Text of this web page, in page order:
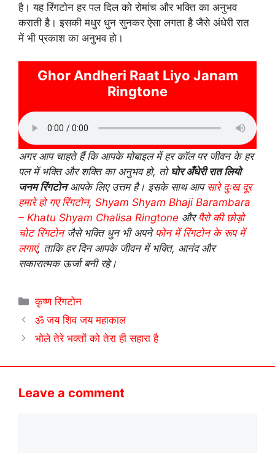
है। यह रिंगटोन हर पल दिल को रोमांच और भक्ति का अनुभव
कराती है। इसकी मधुर धुन सुनकर ऐसा लगता है जैसे अंधेरी रात
में भी प्रकाश का अनुभव हो।
Ghor Andheri Raat Liyo Janam
Ringtone
अगर आप चाहते हैं कि आपके मोबाइल में हर कॉल पर जीवन के हर
पल में भक्ति और शक्ति का अनुभव हो, तो घोर अँधेरी रात लियो
जनम रिंगटोनआपके लिए उत्तम है। इसके साथ आप सारे दुःख दूर
हमारे हो गए रिंगटोन, Shyam Shyam Bhaji Barambara
– Khatu Shyam Chalisa Ringtone और पैरो की छोड़ो
चोट रिंगटोनजैसे भक्ति धुन भी अपने फोन में रिंगटोन के रूप में
लगाएं, ताकि हर दिन आपके जीवन में भक्ति, आनंद और
सकारात्मक ऊर्जा बनी रहे।
Categories
कृष्ण रिंगटोन
ॐ जय शिव जय महाकाल
भोले तेरे भक्तों को तेरा ही सहारा है
Leave a comment